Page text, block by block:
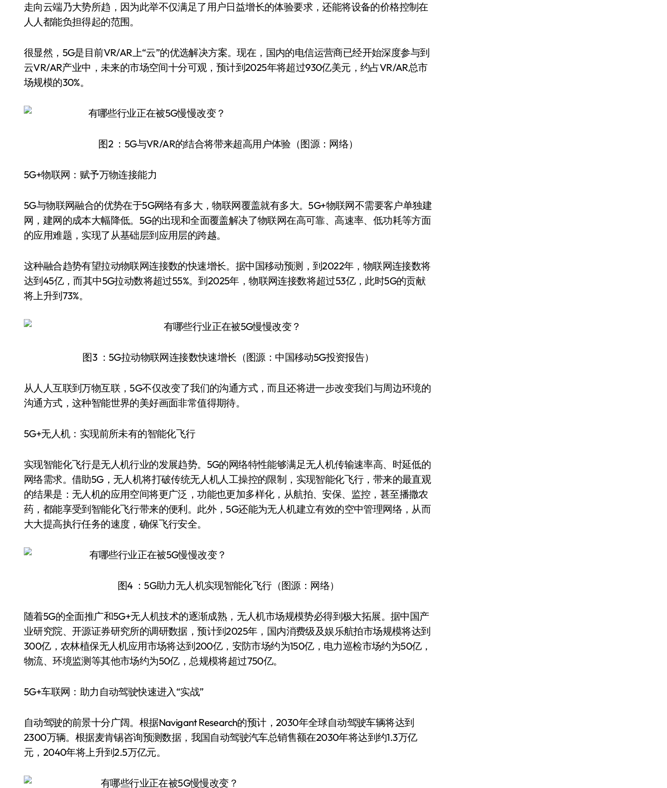
走向云端乃大势所趋，因为此举不仅满足了用户日益增长的体验要求，还能将设备的价格控制在
人人都能负担得起的范围。
很显然，5G是目前VR/AR上“云”的优选解决方案。现在，国内的电信运营商已经开始深度参与到
云VR/AR产业中，未来的市场空间十分可观，预计到2025年将超过930亿美元，约占VR/AR总市
场规模的30%。
图2 ：5G与VR/AR的结合将带来超高用户体验（图源：网络）
5G+物联网：赋予万物连接能力
5G与物联网融合的优势在于5G网络有多大，物联网覆盖就有多大。5G+物联网不需要客户单独建
网，建网的成本大幅降低。5G的出现和全面覆盖解决了物联网在高可靠、高速率、低功耗等方面
的应用难题，实现了从基础层到应用层的跨越。
这种融合趋势有望拉动物联网连接数的快速增长。据中国移动预测，到2022年，物联网连接数将
达到45亿，而其中5G拉动数将超过55%。到2025年，物联网连接数将超过53亿，此时5G的贡献
将上升到73%。
图3 ：5G拉动物联网连接数快速增长（图源：中国移动5G投资报告）
从人人互联到万物互联，5G不仅改变了我们的沟通方式，而且还将进一步改变我们与周边环境的
沟通方式，这种智能世界的美好画面非常值得期待。
5G+无人机：实现前所未有的智能化飞行
实现智能化飞行是无人机行业的发展趋势。5G的网络特性能够满足无人机传输速率高、时延低的
网络需求。借助5G，无人机将打破传统无人机人工操控的限制，实现智能化飞行，带来的最直观
的结果是：无人机的应用空间将更广泛，功能也更加多样化，从航拍、安保、监控，甚至播撒农
药，都能享受到智能化飞行带来的便利。此外，5G还能为无人机建立有效的空中管理网络，从而
大大提高执行任务的速度，确保飞行安全。
图4 ：5G助力无人机实现智能化飞行（图源：网络）
随着5G的全面推广和5G+无人机技术的逐渐成熟，无人机市场规模势必得到极大拓展。据中国产
业研究院、开源证券研究所的调研数据，预计到2025年，国内消费级及娱乐航拍市场规模将达到
300亿，农林植保无人机应用市场将达到200亿，安防市场约为150亿，电力巡检市场约为50亿，
物流、环境监测等其他市场约为50亿，总规模将超过750亿。
5G+车联网：助力自动驾驶快速进入“实战”
自动驾驶的前景十分广阔。根据Navigant Research的预计，2030年全球自动驾驶车辆将达到
2300万辆。根据麦肯锡咨询预测数据，我国自动驾驶汽车总销售额在2030年将达到约1.3万亿
元，2040年将上升到2.5万亿元。